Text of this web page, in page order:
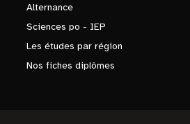
Alternance
Sciences po - IEP
Les études par région
Nos fiches diplômes